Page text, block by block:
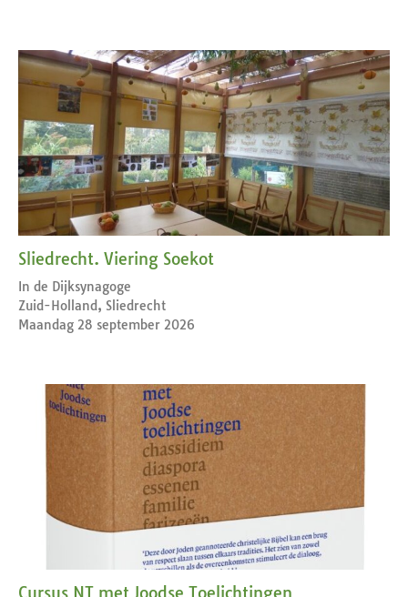
Sliedrecht. Viering Soekot
In de Dijksynagoge
Zuid-Holland, Sliedrecht
Maandag 28 september 2026